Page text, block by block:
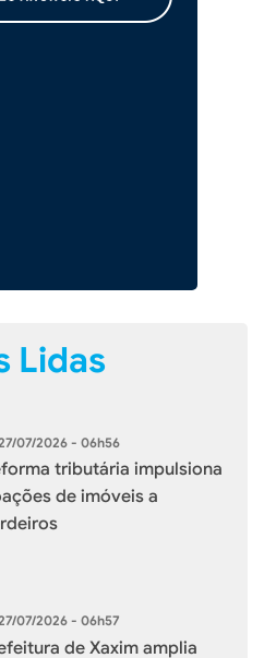
Lidas
07/2026 - 06h56
tributária impulsiona
de imóveis a
07/2026 - 06h57
de Xaxim amplia